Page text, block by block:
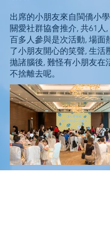
出席的小朋友來自閩僑小
關愛社群協會推介, 共61人
百多人參與是次活動, 場面
了小朋友開心的笑聲, 生活
拋諸腦後, 難怪有小朋友在
不捨離去呢。